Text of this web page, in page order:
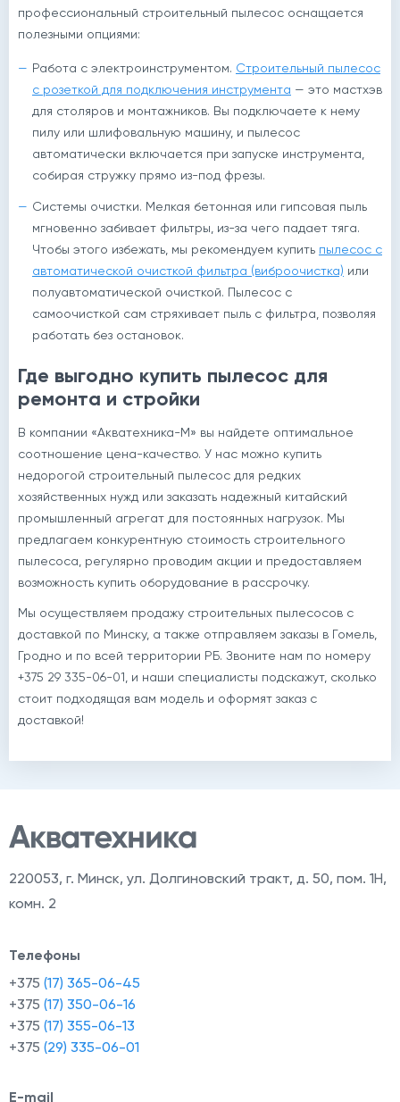
профессиональный строительный пылесос оснащается
полезными опциями:
Работа с электроинструментом. Строительный пылесос
с розеткой для подключения инструмента — это мастхэв
для столяров и монтажников. Вы подключаете к нему
пилу или шлифовальную машину, и пылесос
автоматически включается при запуске инструмента,
собирая стружку прямо из-под фрезы.
Системы очистки. Мелкая бетонная или гипсовая пыль
мгновенно забивает фильтры, из-за чего падает тяга.
Чтобы этого избежать, мы рекомендуем купить пылесос с
автоматической очисткой фильтра (виброочистка) или
полуавтоматической очисткой. Пылесос с
самоочисткой сам стряхивает пыль с фильтра, позволяя
работать без остановок.
Где выгодно купить пылесос для
ремонта и стройки
В компании «Акватехника-М» вы найдете оптимальное
соотношение цена-качество. У нас можно купить
недорогой строительный пылесос для редких
хозяйственных нужд или заказать надежный китайский
промышленный агрегат для постоянных нагрузок. Мы
предлагаем конкурентную стоимость строительного
пылесоса, регулярно проводим акции и предоставляем
возможность купить оборудование в рассрочку.
Мы осуществляем продажу строительных пылесосов с
доставкой по Минску, а также отправляем заказы в Гомель,
Гродно и по всей территории РБ. Звоните нам по номеру
+375 29 335-06-01, и наши специалисты подскажут, сколько
стоит подходящая вам модель и оформят заказ с
доставкой!
220053, г. Минск, ул. Долгиновский тракт, д. 50, пом. 1Н,
комн. 2
Телефоны
+375 (17) 365-06-45
+375 (17) 350-06-16
+375 (17) 355-06-13
+375 (29) 335-06-01
E-mail